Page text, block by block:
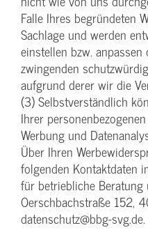
Falle Ihres begründeten
Sachlage und werden
einstellen bzw.
zwingenden
aufgrund derer wir die
(3) Selbstverständlich
Ihrer
Werbung und
Über Ihren
folgenden Kontaktdaten
für betriebliche
Oerschbachstraße 152,
datenschutz@bbg-svg.de.